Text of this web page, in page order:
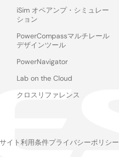
iSim オペアンプ・シミュレー
ション
PowerCompassマルチレール
デザインツール
PowerNavigator
Lab on the Cloud
クロスリファレンス
イト利用条件プライバシーポリシー